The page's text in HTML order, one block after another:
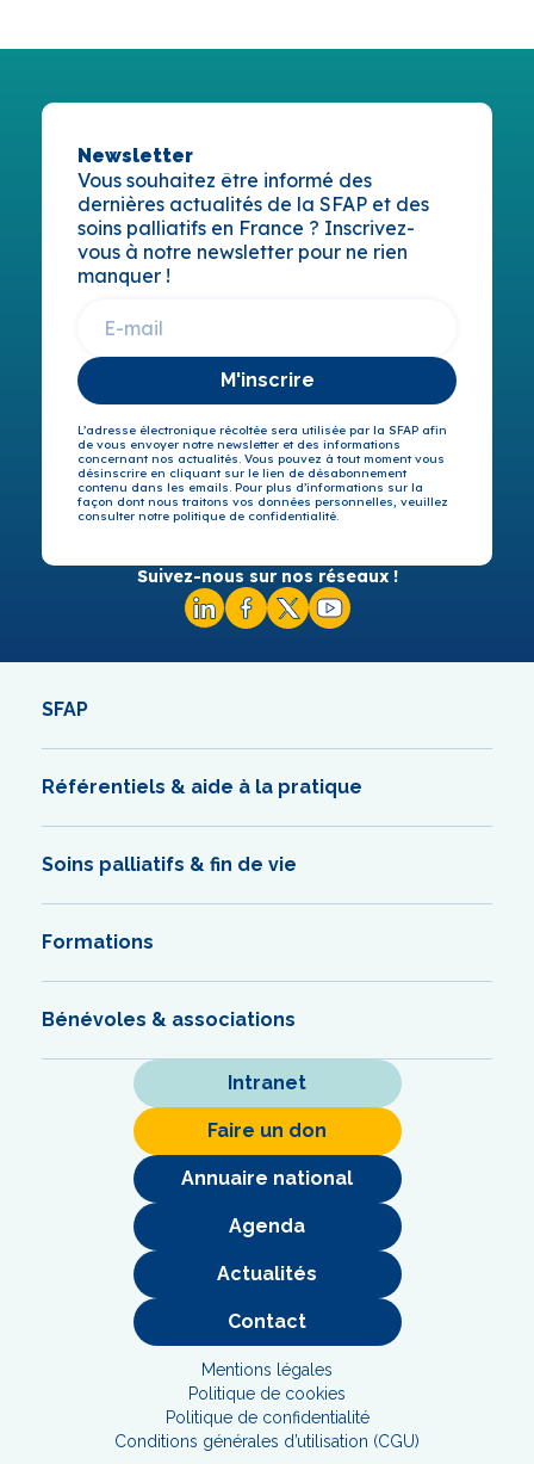
Newsletter
Vous souhaitez être informé des
dernières actualités de la SFAP et des
soins palliatifs en France ? Inscrivez-
vous à notre newsletter pour ne rien
manquer !
M'inscrire
L’adresse électronique récoltée sera utilisée par la SFAP afin
de vous envoyer notre newsletter et des informations
concernant nos actualités. Vous pouvez à tout moment vous
désinscrire en cliquant sur le lien de désabonnement
contenu dans les emails. Pour plus d’informations sur la
façon dont nous traitons vos données personnelles, veuillez
consulter notre politique de confidentialité.
Suivez-nous sur nos réseaux !
SFAP
Référentiels & aide à la pratique
Soins palliatifs & fin de vie
Formations
Bénévoles & associations
Intranet
Faire un don
Annuaire national
Agenda
Actualités
Contact
Mentions légales
Politique de cookies
Politique de confidentialité
Conditions générales d’utilisation (CGU)